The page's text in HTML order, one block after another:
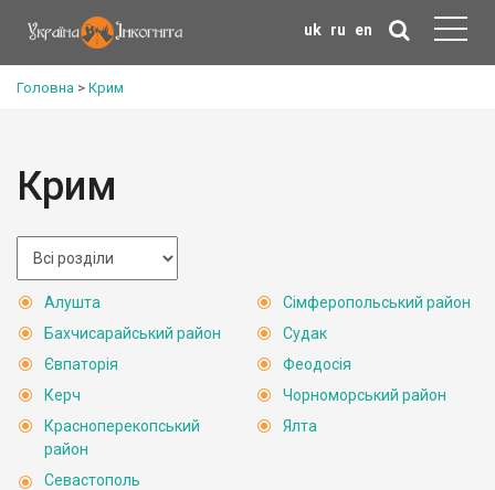
uk ru en
Головна > Крим
Крим
Алушта
Бахчисарайський район
Євпаторія
Керч
Красноперекопський
район
Севастополь
Сімферопольський район
Судак
Феодосія
Чорноморський район
Ялта